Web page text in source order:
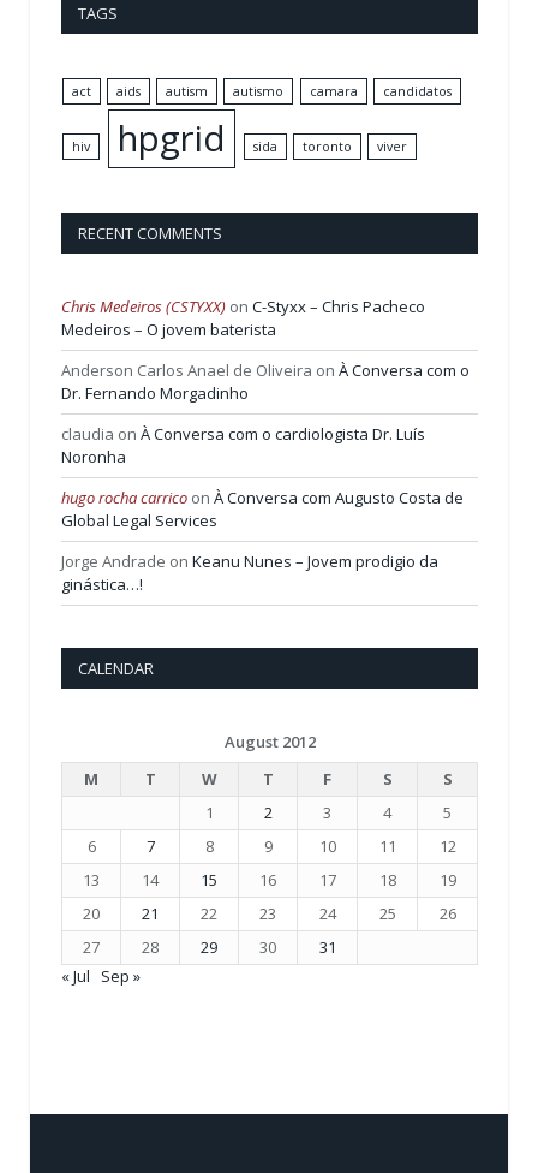
TAGS
act aids autism autismo camara candidatos
hiv hpgrid sida toronto viver
RECENT COMMENTS
Chris Medeiros (CSTYXX) on C-Styxx – Chris Pacheco
Medeiros – O jovem baterista
Anderson Carlos Anael de Oliveira on À Conversa com o
Dr. Fernando Morgadinho
claudia on À Conversa com o cardiologista Dr. Luís
Noronha
hugo rocha carrico on À Conversa com Augusto Costa de
Global Legal Services
Jorge Andrade on Keanu Nunes – Jovem prodigio da
ginástica…!
CALENDAR
August 2012
M
T W T F S
S
1
2 3 4
5
6
7 8 9 10 11
12
13
14 15 16 17 18
19
20
21 22 23 24 25
26
27
28 29 30
31
« Jul
Sep »